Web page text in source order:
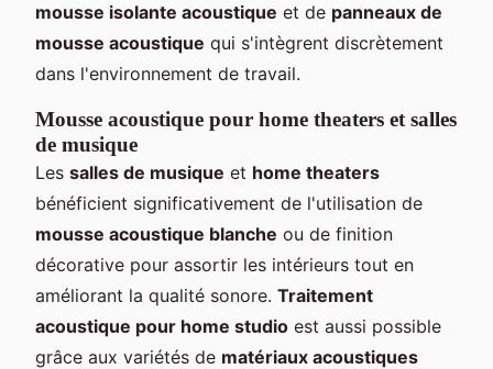
mousse isolante acoustique et de panneaux de
mousse acoustique qui s'intègrent discrètement
dans l'environnement de travail.
Mousse acoustique pour home theaters et salles
de musique
Les salles de musique et home theaters
bénéficient significativement de l'utilisation de
mousse acoustique blanche ou de finition
décorative pour assortir les intérieurs tout en
améliorant la qualité sonore. Traitement
acoustique pour home studio est aussi possible
grâce aux variétés de matériaux acoustiques